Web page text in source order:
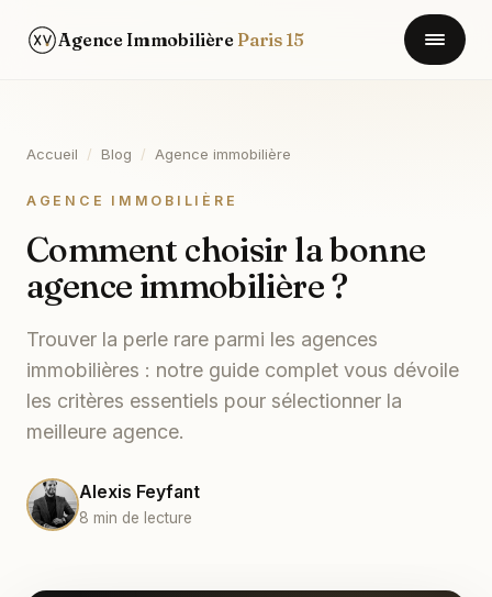
Agence Immobilière Paris 15
Accueil / Blog / Agence immobilière
AGENCE IMMOBILIÈRE
Comment choisir la bonne
agence immobilière ?
Trouver la perle rare parmi les agences
immobilières : notre guide complet vous dévoile
les critères essentiels pour sélectionner la
meilleure agence.
Alexis Feyfant
8 min de lecture